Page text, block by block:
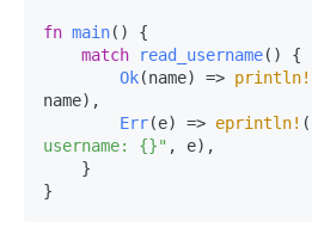
fn main() {
match
read_username() {
Ok(name) => println!
name),
Err(e) => eprintln! (
username: {}" , e),